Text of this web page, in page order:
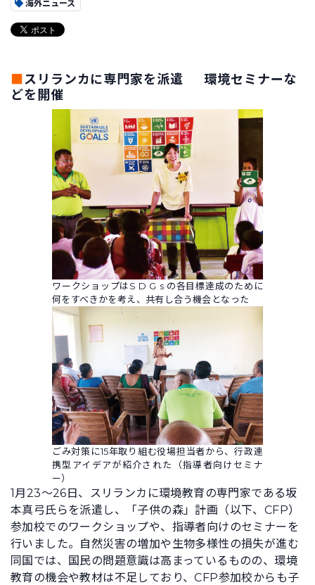
海外ニュース
スリランカに専門家を派遣 環境セミナーな
どを開催
ワークショップはS D G s の各目標達成のために
何をすべきかを考え、共有し合う機会となった
ごみ対策に15年取り組む役場担当者から、行政連
携型アイデアが紹介された（指導者向けセミナ
ー）
1月23〜26日、スリランカに環境教育の専門家である坂
本真弓氏らを派遣し、「子供の森」計画（以下、CFP）
参加校でのワークショップや、指導者向けのセミナーを
行いました。自然災害の増加や生物多様性の損失が進む
同国では、国民の問題意識は高まっているものの、環境
教育の機会や教材は不足しており、CFP参加校からも子